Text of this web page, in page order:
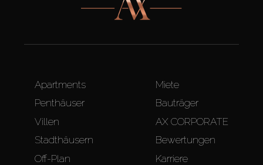
Apartments
Penthäuser
Villen
Stadthäusern
Off-Plan
Miete
Bauträger
AX CORPORATE
Bewertungen
Karriere